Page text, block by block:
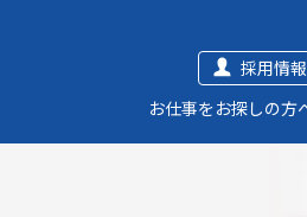
採用情報
お仕事をお探しの方